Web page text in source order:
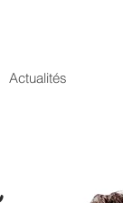
Actualités